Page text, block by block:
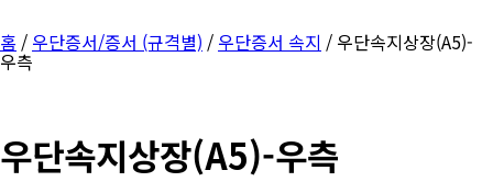
홈 / 우단증서/증서 (규격별) / 우단증서 속지 / 우단속지상장(A5)-
우측
우단속지상장(A5)-우측